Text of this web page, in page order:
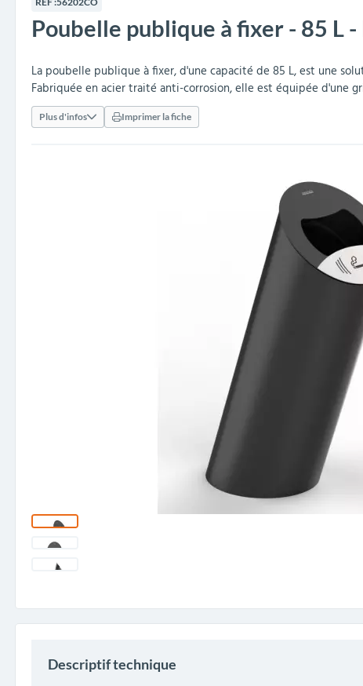
Embellissement et
Cendriers urbains
Barrières de ville Arceaux de sécurité
Clous podotactiles et
Séparateurs de voies et
Travaux publics &
Vestiaires Équipements sanitaires
Armoires et rangements Mobilier scolaire extérieur
Tables de cantine
réception
amovibles
Poteaux de guidage
Décorations de Noël
collectivités
extérieurs
Structures aires de jeux
Baby-foots & Billards
Poubelle publique à fixer - 85 L -
La poubelle publique à fixer, d'une capacité de 85 L, est une
Fabriquée en acier traité anti-corrosion, elle est équipée d'une
Plus d'infos Imprimer la fiche
Descriptif technique